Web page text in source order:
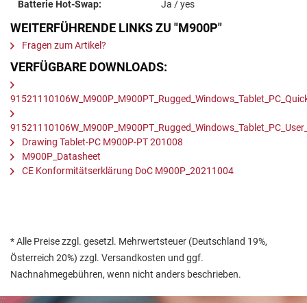
Batterie Hot-Swap:
Ja / yes
WEITERFÜHRENDE LINKS ZU "M900P"
Fragen zum Artikel?
VERFÜGBARE DOWNLOADS:
Drawing Tablet-PC M900P-PT 201008
M900P_Datasheet
CE Konformitätserklärung DoC M900P_20211004
* Alle Preise zzgl. gesetzl. Mehrwertsteuer (Deutschland 19%,
Österreich 20%) zzgl. Versandkosten und ggf.
Nachnahmegebühren, wenn nicht anders beschrieben.